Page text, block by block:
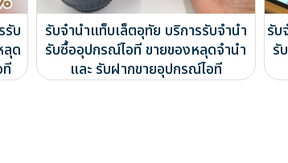
รับ
ลุด
รับจำนำแท็บเล็ตอุทัย บริการรับจำนำ
รับซื้ออุปกรณ์ไอที ขายของหลุดจำนำ
และ รับฝากขายอุปกรณ์ไอที
รับ
รั